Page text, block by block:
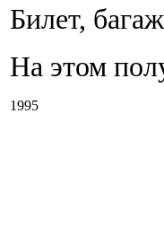
Билет,
На этом
1995